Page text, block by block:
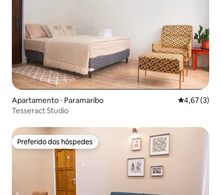
Apartamento ⋅ Paramaribo 4,67 de
4,67 (3)
Tesseract Studio
Preferido dos hóspedes
Preferido dos hóspedes